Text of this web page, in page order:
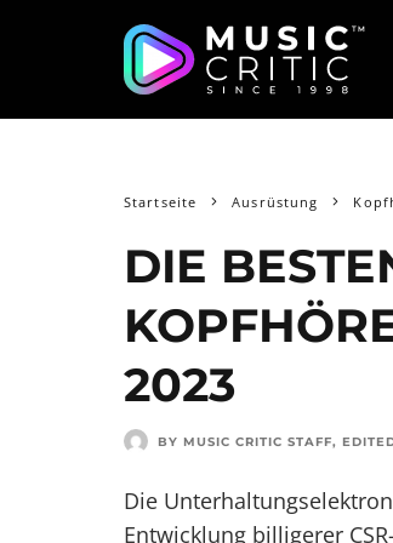
Startseite Ausrüstung
DIE
2023
BY MUSIC CRITIC STAFF,
Die
Entwicklung billigerer